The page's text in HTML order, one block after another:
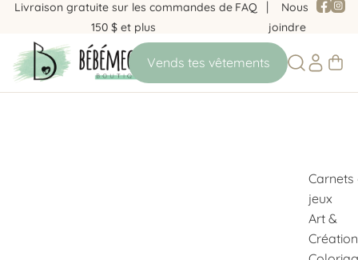
Livraison gratuite sur les commandes de
150 $ et plus
FAQ
Nous
joindre
Carnets
jeux
Art &
Création